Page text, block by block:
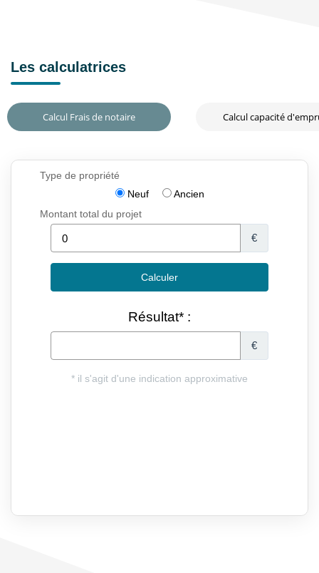
Les calculatrices
Calcul Frais de notaire Calcul capacité